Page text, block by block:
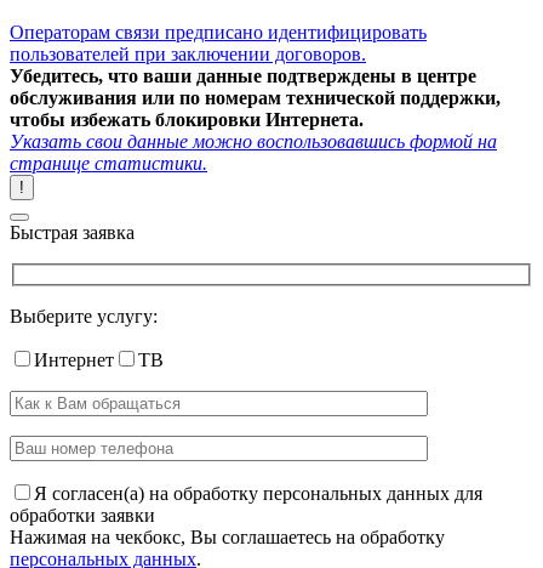
Операторам связи предписано идентифицировать
пользователей при заключении договоров.
Убедитесь, что ваши данные подтверждены в центре
обслуживания или по номерам технической поддержки,
чтобы избежать блокировки Интернета.
Указать свои данные можно воспользовавшись формой на
странице статистики.
!
Быстрая заявка
Выберите услугу:
Интернет ТВ
Я согласен(а) на обработку персональных данных для
обработки заявки
Нажимая на чекбокс, Вы соглашаетесь на обработку
персональных данных.